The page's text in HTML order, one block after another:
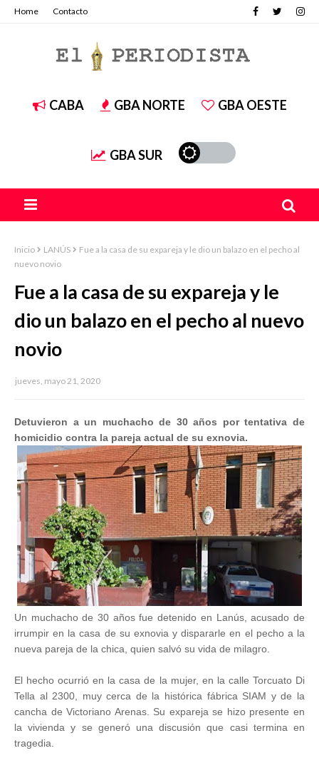
Home Contacto
CABA GBA NORTE GBA OESTE
GBA SUR
Inicio LANÚS
Fue a la casa de su expareja y le dio un balazo en el pecho al
nuevo novio
Fue a la casa de su expareja y le
dio un balazo en el pecho al nuevo
novio
jueves, mayo 21, 2020
Detuvieron a un muchacho de 30 años por tentativa de
homicidio contra la pareja actual de su exnovia.
Un muchacho de 30 años fue detenido en Lanús, acusado de
irrumpir en la casa de su exnovia y dispararle en el pecho a la
nueva pareja de la chica, quien salvó su vida de milagro.
El hecho ocurrió en la casa de la mujer, en la calle Torcuato Di
Tella al 2300, muy cerca de la histórica fábrica SIAM y de la
cancha de Victoriano Arenas. Su expareja se hizo presente en
la vivienda y se generó una discusión que casi termina en
tragedia.